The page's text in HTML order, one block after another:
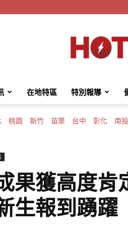
在地特區 特別報導
桃園 新竹 苗栗 台中 彰化 南投
果獲高度肯
生報到踴躍